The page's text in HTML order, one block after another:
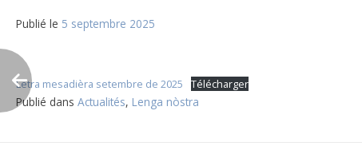
Publié le 5 septembre 2025
Letra mesadièra setembre de 2025 Télécharger
Publié dans Actualités, Lenga nòstra